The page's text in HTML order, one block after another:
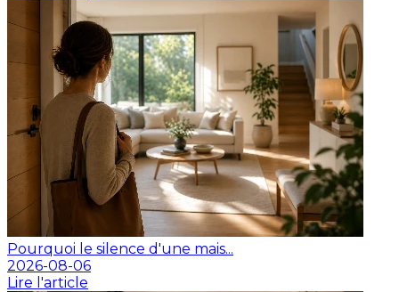
Pourquoi le silence d'une mais...
2026-08-06
Lire l'article